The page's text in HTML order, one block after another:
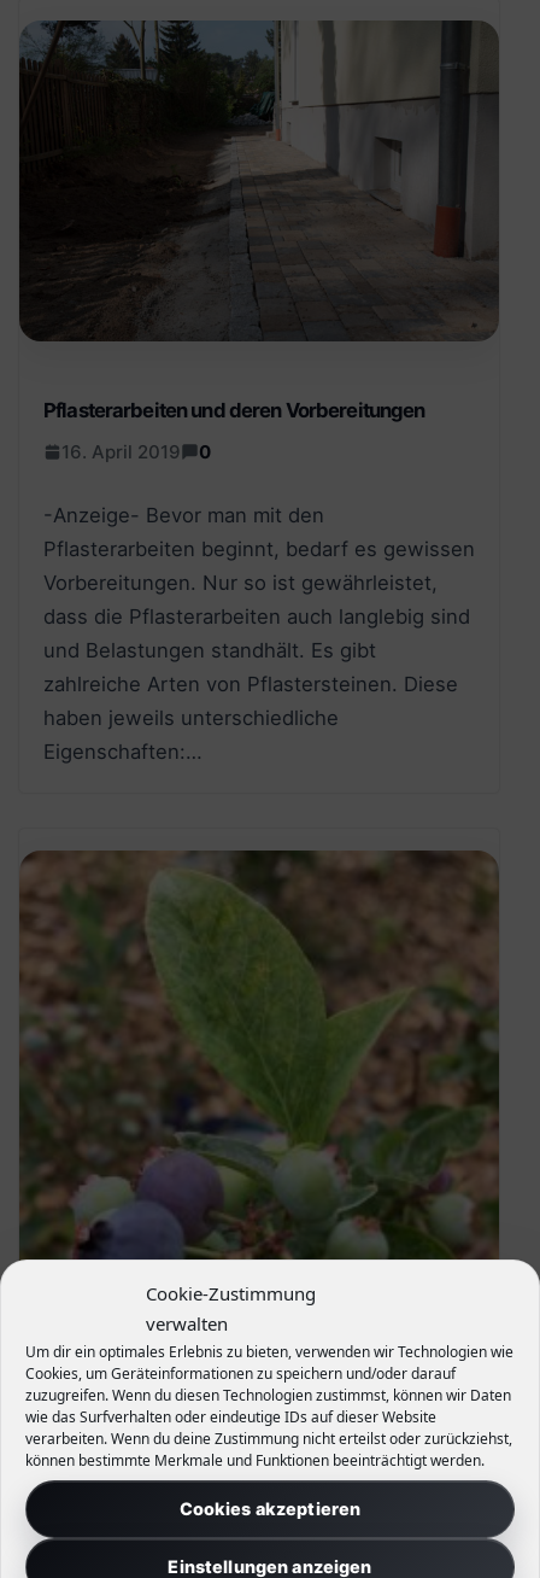
Cookie-Zustimmung
verwalten
Um dir ein optimales Erlebnis zu bieten, verwenden wir Technologien wie
Cookies, um Geräteinformationen zu speichern und/oder darauf
zuzugreifen. Wenn du diesen Technologien zustimmst, können wir Daten
wie das Surfverhalten oder eindeutige IDs auf dieser Website
verarbeiten. Wenn du deine Zustimmung nicht erteilst oder zurückziehst,
können bestimmte Merkmale und Funktionen beeinträchtigt werden.
Cookies akzeptieren
Einstellungen anzeigen
Pflasterarbeiten und deren Vorbereitungen
16. April 2019 0
-Anzeige- Bevor man mit den
Pflasterarbeiten beginnt, bedarf es gewissen
Vorbereitungen. Nur so ist gewährleistet,
dass die Pflasterarbeiten auch langlebig sind
und Belastungen standhält. Es gibt
zahlreiche Arten von Pflastersteinen. Diese
haben jeweils unterschiedliche
Eigenschaften:…
Blaubeeren im Garten – Standort, Pflege und